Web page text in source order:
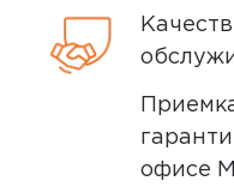
специалистом
покупки.
Условия
Доставкаофисе